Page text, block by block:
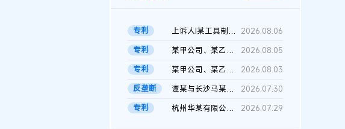
专利 上诉人I某工具制品有限公司与被上诉人程某及一审被告中华人民共和...
2026.08.06
专利
某甲公司、某乙公司、某丙公司申请诉前行为保全复议裁定书
2026.08.05
专利
某甲公司、某乙公司、官某与某丙公司专利申请权权属纠纷 二审判决...
2026.08.03
反垄断
谭某与长沙马某堆农产品股份有限公司滥用市场支配地位纠纷二审裁...
2026.07.30
专利
杭州华某有限公司与菲某有限公司侵害发明专利权纠纷 2026.07.29